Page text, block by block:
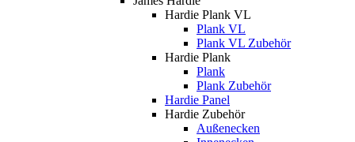
Hardie Plank VL
Plank VL
Plank VL Zubehör
Hardie Plank
Plank
Plank Zubehör
Hardie Panel
Hardie Zubehör
Außenecken